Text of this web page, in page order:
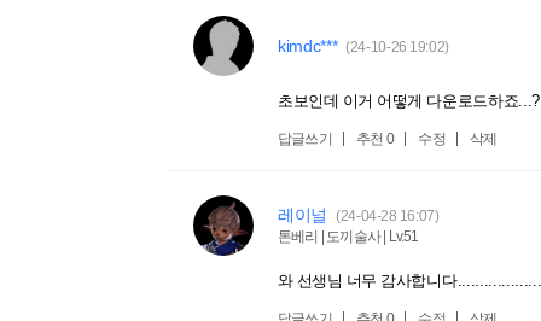
kimdc*** (24-10-26 19:02)
초보인데 이거 어떻게 다운로드하죠...?
답글쓰기 추천 0 수정 삭제
레이널
(24-04-28 16:07)
톤베리 | 도끼술사 | Lv.51
와 선생님 너무 감사합니다